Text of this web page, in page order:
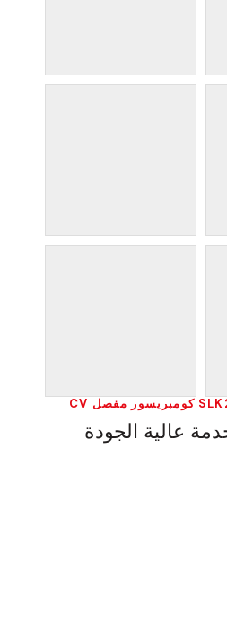
عالية الجودة